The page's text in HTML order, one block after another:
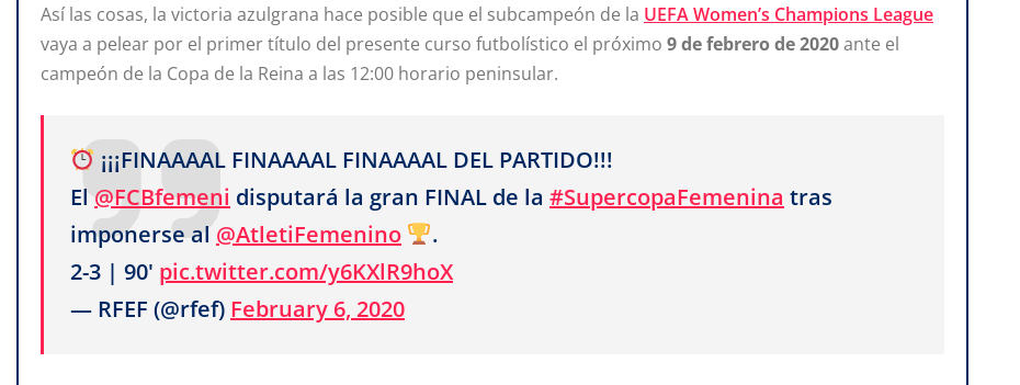
Así las cosas, la victoria azulgrana hace posible que el subcampeón de la UEFA Women’s Champions League
vaya a pelear por el primer título del presente curso futbolístico el próximo 9 de febrero de 2020ante el
campeón de la Copa de la Reina a las 12:00 horario peninsular.
¡¡¡FINAAAAL FINAAAAL FINAAAAL DEL PARTIDO!!!
El @FCBfemeni disputará la gran FINAL de la #SupercopaFemenina tras
imponerse al @AtletiFemenino
.
2-3 | 90' pic.twitter.com/y6KXlR9hoX
— RFEF (@rfef) February 6, 2020